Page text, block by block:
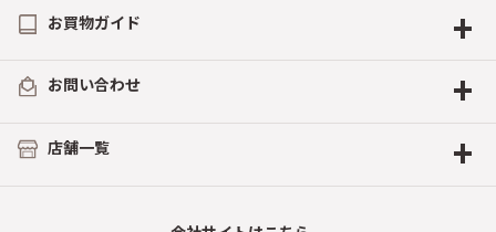
お買物ガイド +
お問い合わせ +
店舗一覧 +